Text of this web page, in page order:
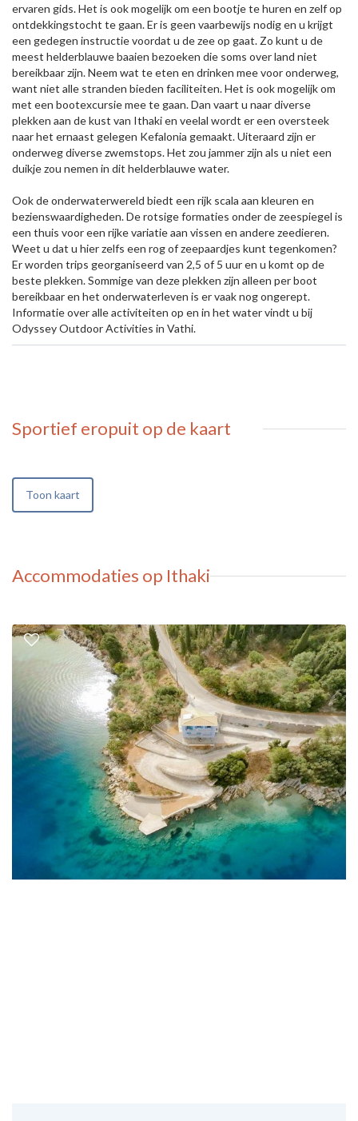
ervaren gids. Het is ook mogelijk om een bootje te huren en zelf op
ontdekkingstocht te gaan. Er is geen vaarbewijs nodig en u krijgt
een gedegen instructie voordat u de zee op gaat. Zo kunt u de
meest helderblauwe baaien bezoeken die soms over land niet
bereikbaar zijn. Neem wat te eten en drinken mee voor onderweg,
want niet alle stranden bieden faciliteiten. Het is ook mogelijk om
met een bootexcursie mee te gaan. Dan vaart u naar diverse
plekken aan de kust van Ithaki en veelal wordt er een oversteek
naar het ernaast gelegen Kefalonia gemaakt. Uiteraard zijn er
onderweg diverse zwemstops. Het zou jammer zijn als u niet een
duikje zou nemen in dit helderblauwe water.
Ook de onderwaterwereld biedt een rijk scala aan kleuren en
bezienswaardigheden. De rotsige formaties onder de zeespiegel is
een thuis voor een rijke variatie aan vissen en andere zeedieren.
Weet u dat u hier zelfs een rog of zeepaardjes kunt tegenkomen?
Er worden trips georganiseerd van 2,5 of 5 uur en u komt op de
beste plekken. Sommige van deze plekken zijn alleen per boot
bereikbaar en het onderwaterleven is er vaak nog ongerept.
Informatie over alle activiteiten op en in het water vindt u bij
Odyssey Outdoor Activities in Vathi.
Sportief eropuit op de kaart
Toon kaart
Accommodaties op Ithaki